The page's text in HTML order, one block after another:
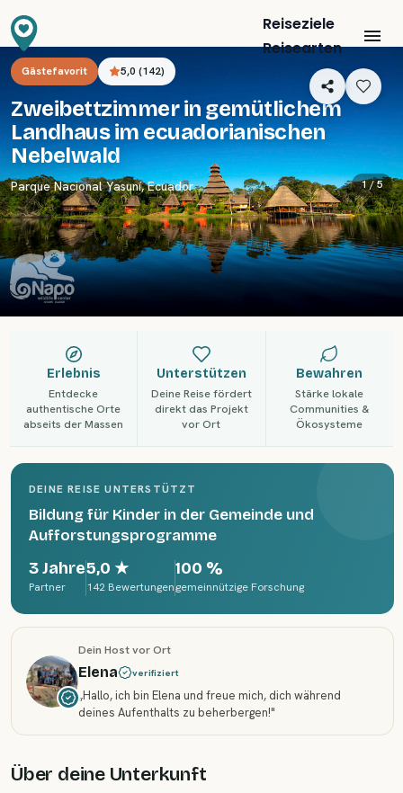
Reiseziele
Reisearten
Gästefavorit 5,0 (142)
Zweibettzimmer in gemütlichem
Landhaus im ecuadorianischen
Nebelwald
Parque Nacional Yasuní,Ecuador 1 /5
Erlebnis
Entdecke
authentische Orte
abseits der Massen
Unterstützen
Deine Reise fördert
direkt das Projekt
vor Ort
Bewahren
Stärke lokale
Communities &
Ökosysteme
DEINE REISE UNTERSTÜTZT
Bildung für Kinder in der Gemeinde und
Aufforstungsprogramme
3 Jahre
Partner
5,0 ★
142 Bewertungen
100 %
gemeinnützige Forschung
Dein Host vor Ort
Elena verifiziert
„Hallo, ich bin Elena und freue mich, dich während
deines Aufenthalts zu beherbergen!"
Über deine Unterkunft